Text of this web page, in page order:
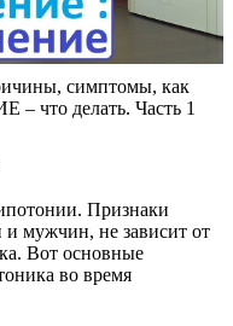
симптомы, как
делать. Часть 1
Признаки
мужчин, не зависит от
Вот основные
во время